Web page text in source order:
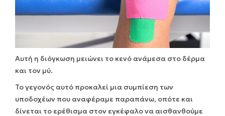
Αυτή η διόγκωση μειώνει το κενό ανάμεσα στο δέρμα
και τον μύ.
Το γεγονός αυτό προκαλεί μια συμπίεση των
υποδοχέων που αναφέραμε παραπάνω, οπότε και
δίνεται το ερέθισμα στον εγκέφαλο να αισθανθούμε